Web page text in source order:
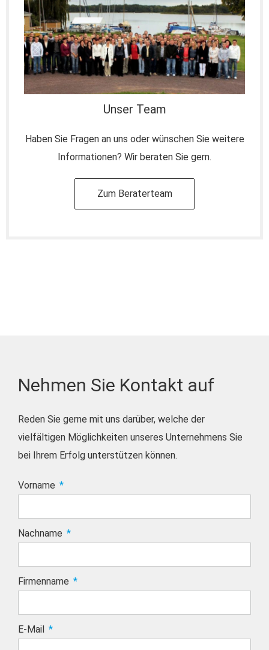
Unser Team
Haben Sie Fragen an uns oder wünschen Sie weitere
Informationen? Wir beraten Sie gern.
Zum Beraterteam
Nehmen Sie Kontakt auf
Reden Sie gerne mit uns darüber, welche der
vielfältigen Möglichkeiten unseres Unternehmens Sie
bei Ihrem Erfolg unterstützen können.
Vorname
Nachname
Firmenname
E-Mail